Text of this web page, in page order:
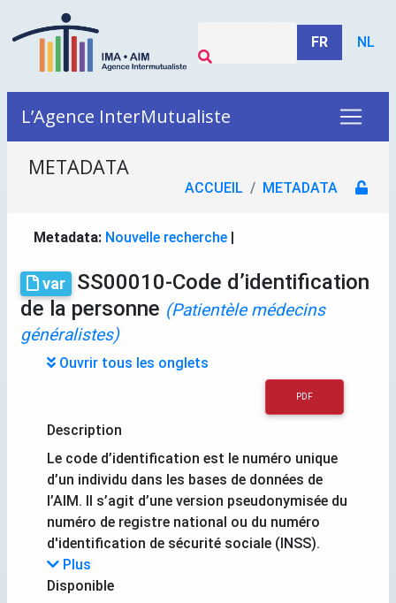
FR NL
L’Agence InterMutualiste
METADATA
ACCUEIL METADATA
Metadata: Nouvelle recherche |
var
SS00010-Code d’identification
de la personne (Patientèle médecins
généralistes)
Ouvrir tous les onglets
PDF
Description
Le code d’identification est le numéro unique
d’un individu dans les bases de données de
l’AIM. Il s’agit d’une version pseudonymisée du
numéro de registre national ou du numéro
d'identification de sécurité sociale (INSS).
Plus
Disponible